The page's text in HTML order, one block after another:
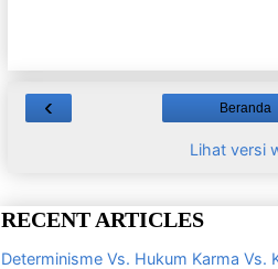
‹ Beranda
Lihat versi
RECENT ARTICLES
Determinisme Vs. Hukum Karma Vs.